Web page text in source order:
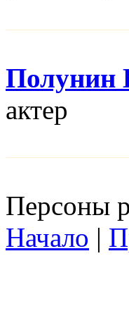
Полунин
актер
Персоны
Начало |